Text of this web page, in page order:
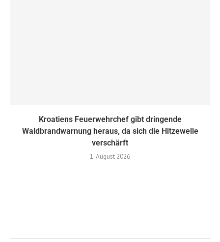
Kroatiens Feuerwehrchef gibt dringende
Waldbrandwarnung heraus, da sich die Hitzewelle
verschärft
1. August 2026